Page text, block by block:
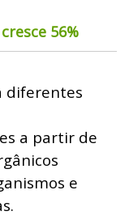
56%
diferentes
a partir de
e